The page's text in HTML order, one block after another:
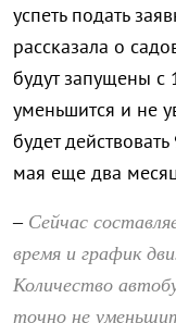
успеть подать
рассказала о
будут запущены с
уменьшится и не
будет
мая еще два
– Сейчас
время и график
Количество
точно не